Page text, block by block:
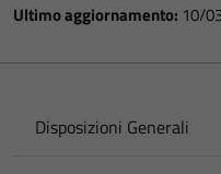
Ultimo aggiornamento: 10/
Disposizioni Generali